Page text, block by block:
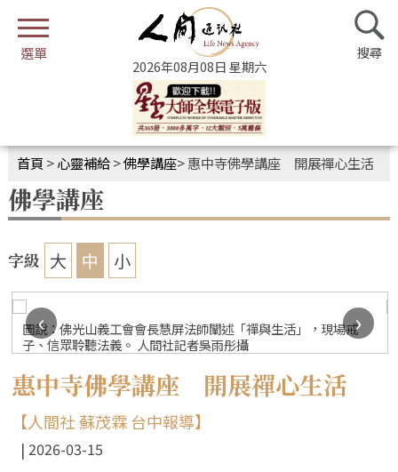
2026年08月08日 星期六
首頁 >心靈補給>佛學講座>惠中寺佛學講座 開展禪心生活
佛學講座
字級 大 中 小
圖說：佛光山義工會會長慧屏法師闡述「禪與生活」，現場戒
子、信眾聆聽法義。 人間社記者吳雨彤攝
‹
›
惠中寺佛學講座 開展禪心生活
【人間社 蘇茂霖 台中報導】
2026-03-15